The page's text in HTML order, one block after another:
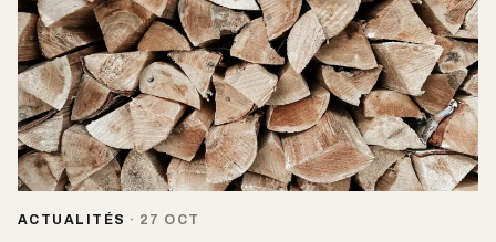
ACTUALITÉS · 27 OCT